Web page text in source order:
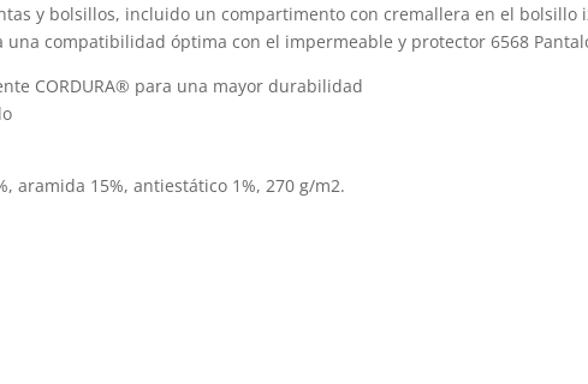
y bolsillos, incluido un compartimento con cremallera en el bolsillo
compatibilidad óptima con el impermeable y protector 6568
CORDURA® para una mayor durabilidad
aramida 15%, antiestático 1%, 270 g/m2.